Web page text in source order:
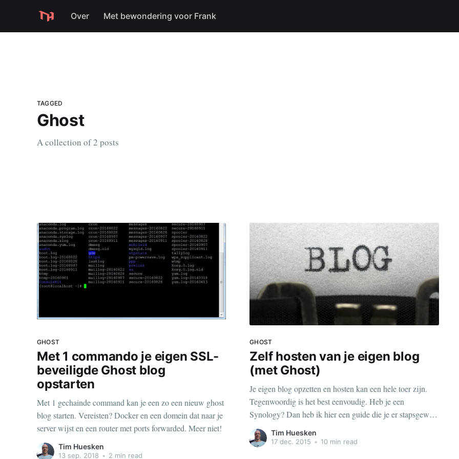
Over Met bewondering voor Frank
TAGGED
Ghost
A collection of 2 posts
GHOST
Met 1 commando je eigen SSL-
beveiligde Ghost blog
opstarten
Met 1 gechainde command kan je een zo een nieuw ghost
blog starten. Vereisten? Docker en een domein dat naar je
server wijst en een router met ports forwarded. Meer niet!
Tim Huesken
13 sep. 2018 • 2 min read
GHOST
Zelf hosten van je eigen blog
(met Ghost)
Je eigen blog opzetten en hosten kan een hele toer zijn.
Tegenwoordig is het best eenvoudig. Heb je een
Synology? Dan heb ik hier een guide die je er stapsgewijs
doorheen helpt.
Tim Huesken
17 dec. 2015 • 10 min read